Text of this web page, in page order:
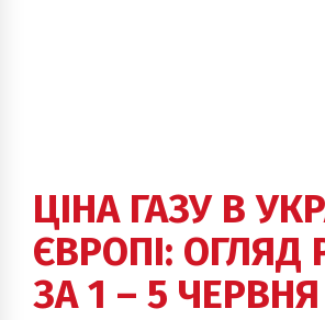
ЦІНА ГАЗУ В
ЄВРОПІ: ОГЛЯД
ЗА 1 – 5